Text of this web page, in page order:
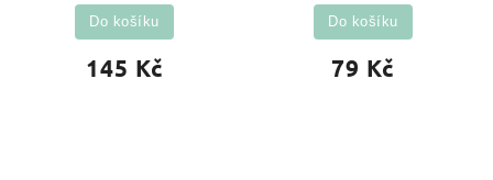
145 Kč
Do košíku
79 Kč
Do košíku